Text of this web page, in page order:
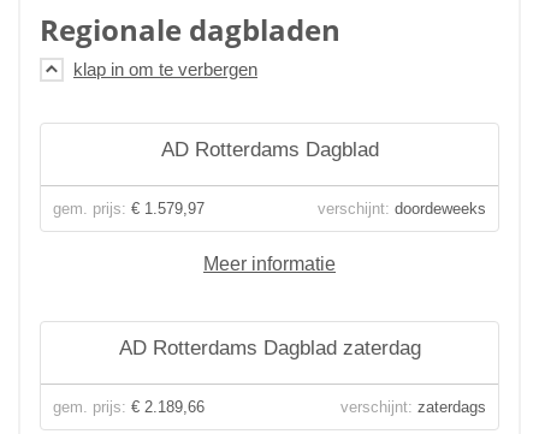
Regionale dagbladen
AD Rotterdams Dagblad
gem. prijs: € 1.579,97 verschijnt: doordeweeks
Meer informatie
AD Rotterdams Dagblad zaterdag
gem. prijs: € 2.189,66 verschijnt: zaterdags